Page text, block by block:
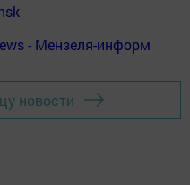
- Мензеля-информ
новости